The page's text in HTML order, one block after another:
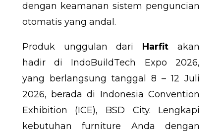
dengan keamanan sistem penguncian
otomatis yang andal.
Produk unggulan dari Harfit akan
hadir di IndoBuildTech Expo 2026,
yang berlangsung tanggal 8 – 12 Juli
2026, berada di Indonesia Convention
Exhibition (ICE), BSD City. Lengkapi
kebutuhan furniture Anda dengan